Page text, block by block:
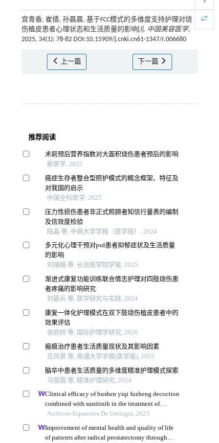
宫青香, 崔倩, 孙晨晨. 基于FCC模式的多维度支持护理对烧
伤植皮患者心理状态和生活质量的影响[J]. 中国美容医学,
2025, 34(1): 78-82 DOI:10.15909/j.cnki.cn61-1347/r.006680
上一篇 下一篇